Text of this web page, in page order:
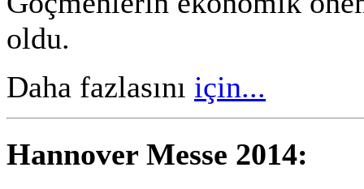
oldu.
Daha fazlasını için...
Hannover Messe 2014: